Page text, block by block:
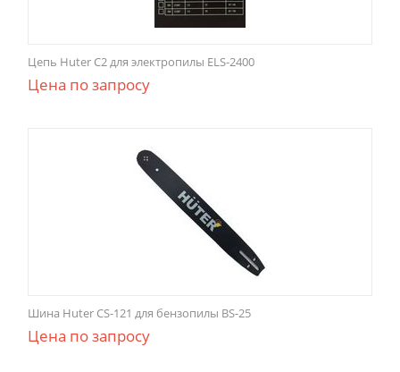
Цепь Huter С2 для электропилы ELS-2400
Цена по запросу
Шина Huter CS-121 для бензопилы BS-25
Цена по запросу